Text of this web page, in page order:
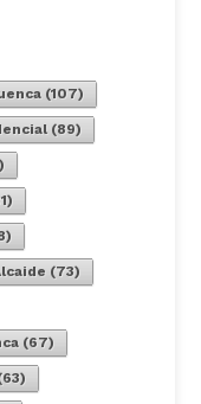
(107)
(89)
(73)
(67)